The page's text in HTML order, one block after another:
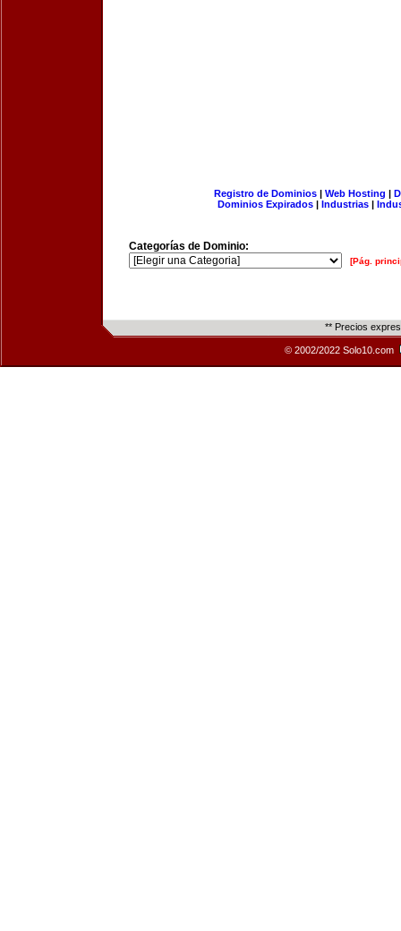
Registro de Dominios| Web Hosting |
Dominios Expirados | Industrias |
Categorías de Dominio:
[Pág.
** Precios
© 2002/2022 Solo10.com